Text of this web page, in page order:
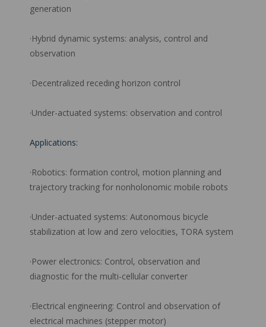
generation
·Hybrid dynamic systems: analysis, control and
observation
·Decentralized receding horizon control
·Under-actuated systems: observation and control
Applications:
·Robotics: formation control, motion planning and
trajectory tracking for nonholonomic mobile robots
·Under-actuated systems: Autonomous bicycle
stabilization at low and zero velocities, TORA system
·Power electronics: Control, observation and
diagnostic for the multi-cellular converter
·Electrical engineering: Control and observation of
electrical machines (stepper motor)